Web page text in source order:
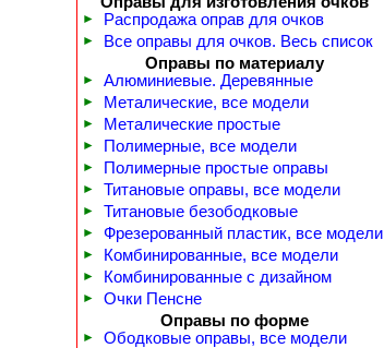
► Распродажа оправ для очков
►
Все оправы для очков. Весь список
Оправы по материалу
► Алюминиевые. Деревянные
► Металические, все модели
► Металические простые
► Полимерные, все модели
► Полимерные простые оправы
► Титановые оправы, все модели
► Титановые безободковые
► Фрезерованный пластик, все модели
► Комбинированные, все модели
► Комбинированные с дизайном
►
Очки Пенсне
Оправы по форме
► Ободковые оправы, все модели